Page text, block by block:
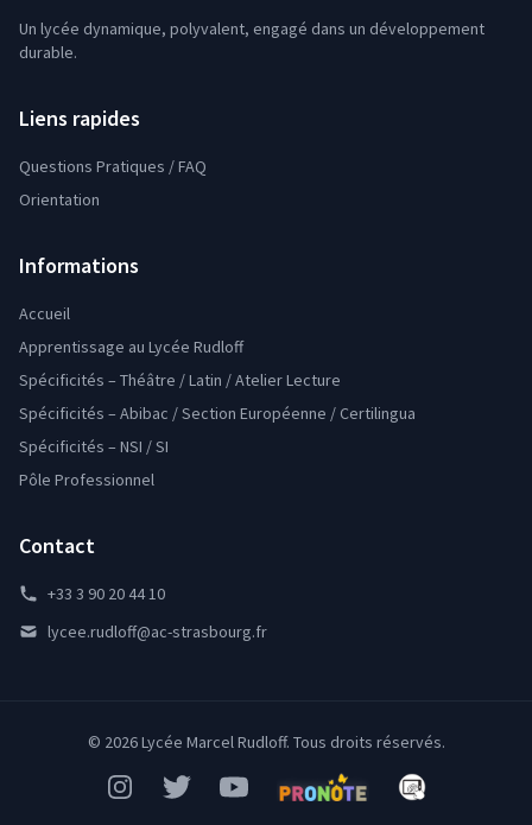
Un lycée dynamique, polyvalent, engagé dans un développement
durable.
Liens rapides
Questions Pratiques / FAQ
Orientation
Informations
Accueil
Apprentissage au Lycée Rudloff
Spécificités – Théâtre / Latin / Atelier Lecture
Spécificités – Abibac / Section Européenne / Certilingua
Spécificités – NSI / SI
Pôle Professionnel
Contact
+33 3 90 20 44 10
lycee.rudloff@ac-strasbourg.fr
© 2026 Lycée Marcel Rudloff. Tous droits réservés.
InstagramTwitterYouTubePronote Mon Bureau